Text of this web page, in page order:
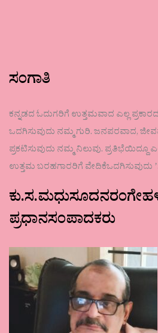
ಸಂಗಾತಿ
ಕನ್ನಡದ ಓದುಗರಿಗೆ ಉತ್ತಮವಾದ ಎಲ್ಲ
ಒದಗಿಸುವುದು ನಮ್ಮ ಗುರಿ. ಜನಪರವಾದ,
ಪ್ರಕಟಿಸುವುದು ನಮ್ಮ ನಿಲುವು.
ಉತ್ತಮ ಬರಹಗಾರರಿಗೆ ವೇದಿಕೆಒದಗಿಸುವುದು
ಪ್ರಧಾನಸಂಪಾದಕರು